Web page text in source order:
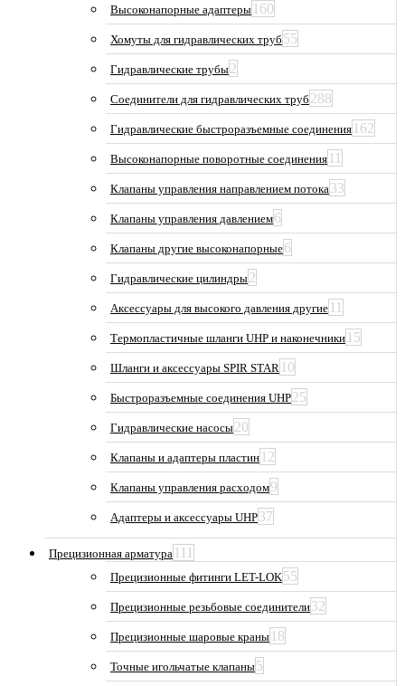
Высоконапорные адаптеры 160
Хомуты для гидравлических труб 55
Гидравлические трубы2
Соединители для гидравлических труб 288
Гидравлические быстроразъемные соединения 162
Высоконапорные поворотные соединения 11
Клапаны управления направлением потока33
Клапаны управления давлением6
Клапаны другие высоконапорные6
Гидравлические цилиндры2
Аксессуары для высокого давления другие 11
Термопластичные шланги UHP и наконечники 15
Шланги и аксессуары SPIR STAR 10
Быстроразъемные соединения UHP25
Гидравлические насосы20
Клапаны и адаптеры пластин 12
Клапаны управления расходом9
Адаптеры и аксессуары UHP37
Прецизионная арматура 111
Прецизионные фитинги LET-LOK55
Прецизионные резьбовые соединители32
Прецизионные шаровые краны 18
Точные игольчатые клапаны5